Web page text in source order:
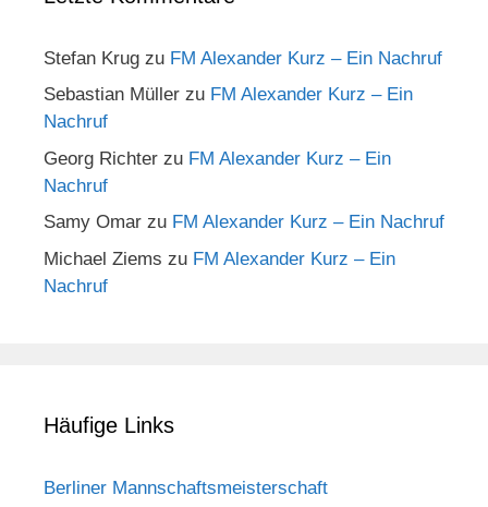
Stefan Krug zu FM Alexander Kurz – Ein Nachruf
Sebastian Müller zu FM Alexander Kurz – Ein
Nachruf
Georg Richter zu FM Alexander Kurz – Ein
Nachruf
Samy Omar zu FM Alexander Kurz – Ein Nachruf
Michael Ziems zu FM Alexander Kurz – Ein
Nachruf
Häufige Links
Berliner Mannschaftsmeisterschaft